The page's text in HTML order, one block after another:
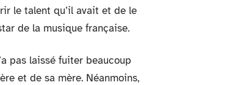
le talent qu’il avait et de le
de la musique française.
pas laissé fuiter beaucoup
et de sa mère. Néanmoins,